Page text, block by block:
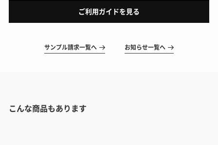
ご利用ガイドを見る
サンプル請求一覧へ お知らせ一覧へ
こんな商品もあります